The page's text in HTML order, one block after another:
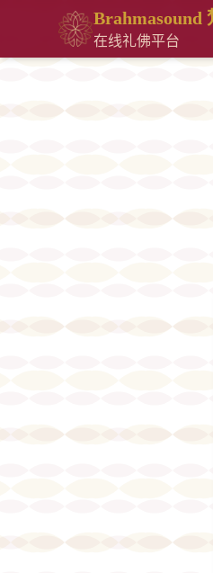
Brahmasound
在线礼佛平台